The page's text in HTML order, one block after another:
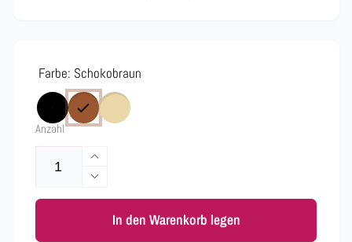
Farbe: Schokobraun
Anzahl
Erhöhe
die
Menge
Verringere
die
Menge
für
In den Warenkorb legen